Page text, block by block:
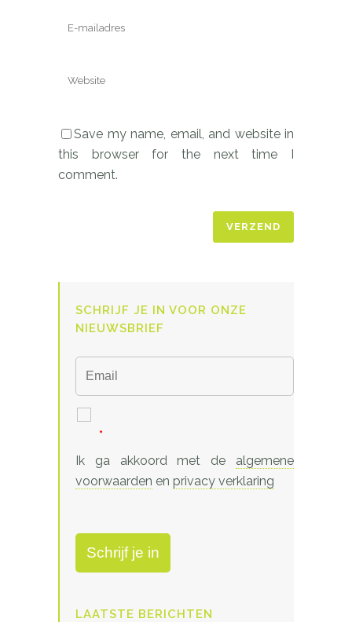
Save my name, email, and website in
this browser for the next time I
comment.
SCHRIJF JE IN VOOR ONZE
NIEUWSBRIEF
*
Ik ga akkoord met de algemene
voorwaarden en privacy verklaring
LAATSTE BERICHTEN